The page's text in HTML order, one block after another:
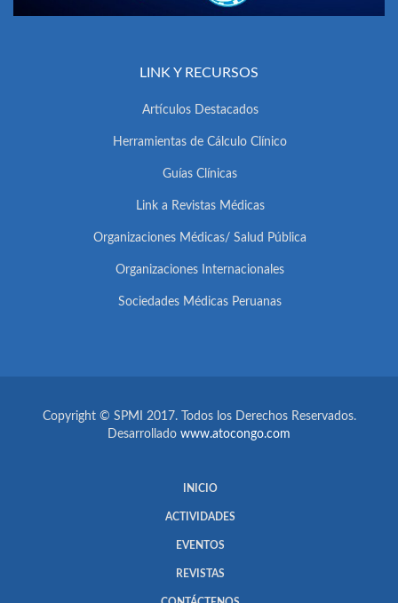
LINK Y RECURSOS
Artículos Destacados
Herramientas de Cálculo Clínico
Guías Clínicas
Link a Revistas Médicas
Organizaciones Médicas/ Salud Pública
Organizaciones Internacionales
Sociedades Médicas Peruanas
Copyright © SPMI 2017. Todos los Derechos Reservados.
Desarrollado www.atocongo.com
INICIO
ACTIVIDADES
EVENTOS
REVISTAS